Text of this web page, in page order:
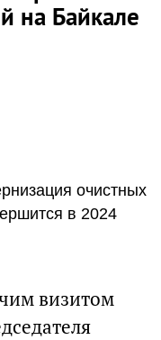
на Байкале
очистных
в 2024
визитом